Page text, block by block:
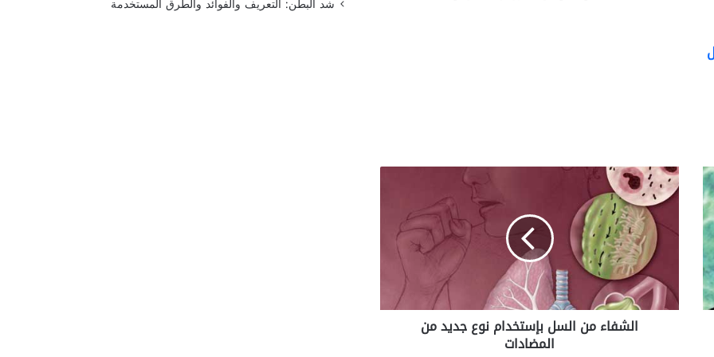
ا
ل
ن
ا
الشفاء من السل بإستخدام نوع جديد من
المضادات
شد البطن: التعريف والفوائد والطرق المستخدمة